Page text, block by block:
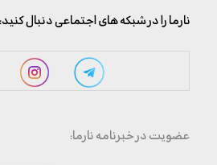
:نارما را در شبکه های اجتماعی دنبال کنید
:عضویت در خبرنامه نارما